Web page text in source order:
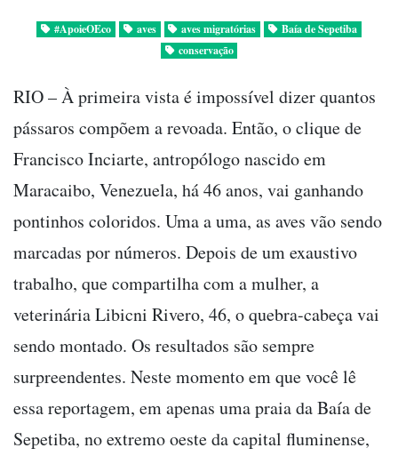
#ApoieOEco aves aves migratórias
Baía de Sepetiba
conservação
RIO – À primeira vista é impossível dizer quantos
pássaros compõem a revoada. Então, o clique de
Francisco Inciarte, antropólogo nascido em
Maracaibo, Venezuela, há 46 anos, vai ganhando
pontinhos coloridos. Uma a uma, as aves vão sendo
marcadas por números. Depois de um exaustivo
trabalho, que compartilha com a mulher, a
veterinária Libicni Rivero, 46, o quebra-cabeça vai
sendo montado. Os resultados são sempre
surpreendentes. Neste momento em que você lê
essa reportagem, em apenas uma praia da Baía de
Sepetiba, no extremo oeste da capital fluminense,